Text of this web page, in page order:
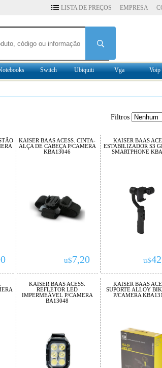
LISTA DE PREÇOS EMPRESA
Switch Ubiquiti Vga Voip
Filtros
KAISER BAAS ACESS. CINTA-
ALÇA DE CABEÇA P/CAMERA
KBA13046
u$7,20
KAISER BAAS
ESTABILIZADOR S3
SMARTPHONE
u$
KAISER BAAS ACESS.
REFLETOR LED
IMPERMEÁVEL P/CAMERA
BA13048
KAISER BAAS
SUPORTE ALLOY
P/CAMERA